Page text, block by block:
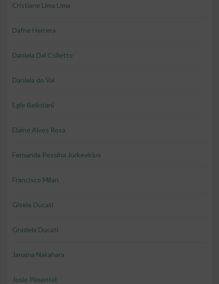
Cristiane Lima Lima
Dafne Herrera
Daniela Dal Colletto
Daniela do Val
Egle Belintani
Elaine Alves Rosa
Fernanda Pessina Jurkevicius
Francisco Milan
Gisele Ducati
Graziela Ducati
Janaina Nakahara
Josie Pimentel